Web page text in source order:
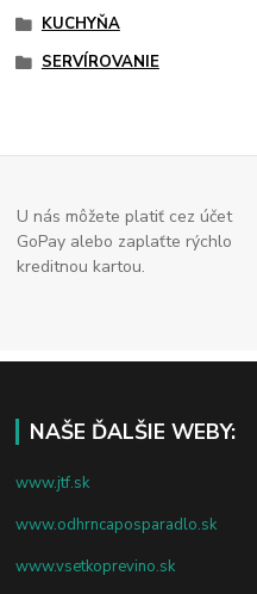
KUCHYŇA
SERVÍROVANIE
U nás môžete platiť cez účet
GoPay alebo zaplaťte rýchlo
kreditnou kartou.
NAŠE ĎALŠIE WEBY:
www.jtf.sk
www.odhrncaposparadlo.sk
www.vsetkoprevino.sk